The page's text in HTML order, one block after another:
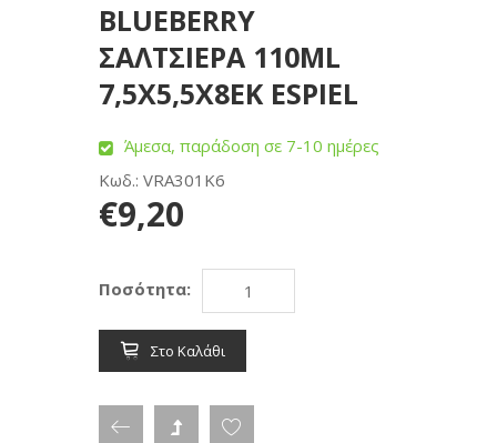
BLUEBERRY
ΣΑΛΤΣΙΕΡΑ 110ML
7,5X5,5X8ΕΚ ESPIEL
Άμεσα, παράδοση σε 7-10 ημέρες
Κωδ.: VRA301K6
€9,20
Ποσότητα:
Στο Καλάθι